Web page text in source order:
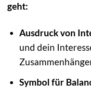
geht:
Ausdruck von
und dein
Symbol für